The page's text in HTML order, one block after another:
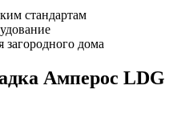
стандартам
дома
Амперос LDG